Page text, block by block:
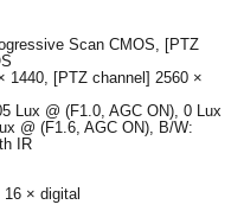
Scan CMOS, [PTZ
1440, [PTZ channel] 2560 ×
Lux @ (F1.0, AGC ON), 0 Lux
@ (F1.6, AGC ON), B/W:
IR
× digital